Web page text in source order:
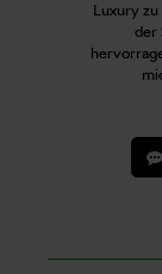
Luxury
der